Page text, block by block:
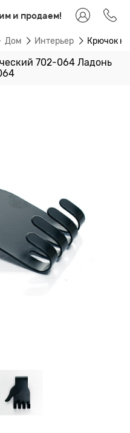
и продаем!
Дом Интерьер Крючок
702-064 Ладонь